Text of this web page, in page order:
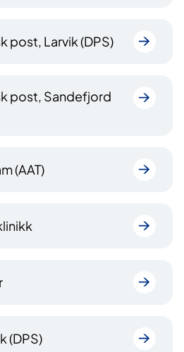
post, Larvik (DPS)
post, Sandefjord
(AAT)
(DPS)